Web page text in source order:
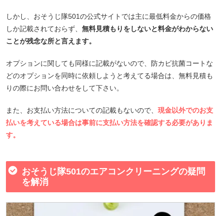
しかし、おそうじ隊501の公式サイトでは主に最低料金からの価格
しか記載されておらず、 無料見積もりをしないと料金がわからない
ことが残念な所と言えます。
オプションに関しても同様に記載がないので、防カビ抗菌コートな
どのオプションを同時に依頼しようと考えてる場合は、無料見積も
りの際にお問い合わせをして下さい。
また、お支払い方法についての記載もないので、 現金以外でのお支
払いを考えている場合は事前に支払い方法を確認する必要がありま
す。
おそうじ隊501のエアコンクリーニングの疑問
を解消